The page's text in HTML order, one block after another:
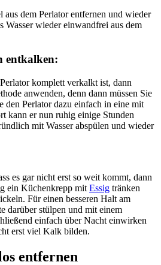
dem Perlator entfernen und wieder
Wasser wieder einwandfrei aus dem
entkalken:
komplett verkalkt ist, dann
anwenden, denn dann müssen Sie
den Perlator dazu einfach in eine mit
kann er nun ruhig einige Stunden
mit Wasser abspülen und wieder
es gar nicht erst so weit kommt, dann
ein Küchenkrepp mit Essig tränken
Für einen besseren Halt am
darüber stülpen und mit einem
einfach über Nacht einwirken
erst viel Kalk bilden.
entfernen